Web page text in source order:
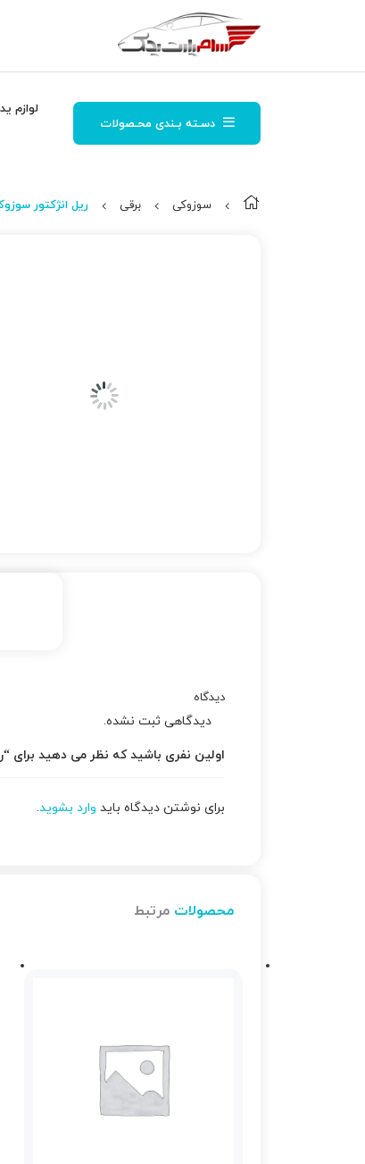
دسـته بـندی محـصولات
لوازم
سوزوکی برقی ریل انژكتور سوزوکی
دیدگاه
دیدگاهی ثبت نشده.
اولین نفری باشید که نظر می دهید برای “ریل
برای نوشتن دیدگاه باید وارد بشوید.
محصولات مرتبط